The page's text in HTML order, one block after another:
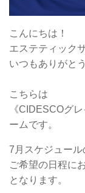
こんにちは！
エステティック
いつもありがと
こちらは
《CIDESCOグ
ームです。
7月スケジュール
ご希望の日程に
となります。